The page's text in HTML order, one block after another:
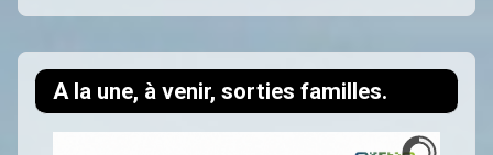
A la une, à venir, sorties familles.